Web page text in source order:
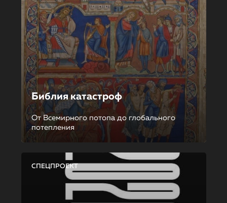
Библия катастроф
От Всемирного потопа до глобального
потепления
СПЕЦПРОЕКТ